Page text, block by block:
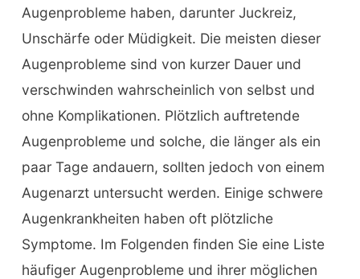
Augenprobleme haben, darunter Juckreiz,
Unschärfe oder Müdigkeit. Die meisten dieser
Augenprobleme sind von kurzer Dauer und
verschwinden wahrscheinlich von selbst und
ohne Komplikationen. Plötzlich auftretende
Augenprobleme und solche, die länger als ein
paar Tage andauern, sollten jedoch von einem
Augenarzt untersucht werden. Einige schwere
Augenkrankheiten haben oft plötzliche
Symptome. Im Folgenden finden Sie eine Liste
häufiger Augenprobleme und ihrer möglichen